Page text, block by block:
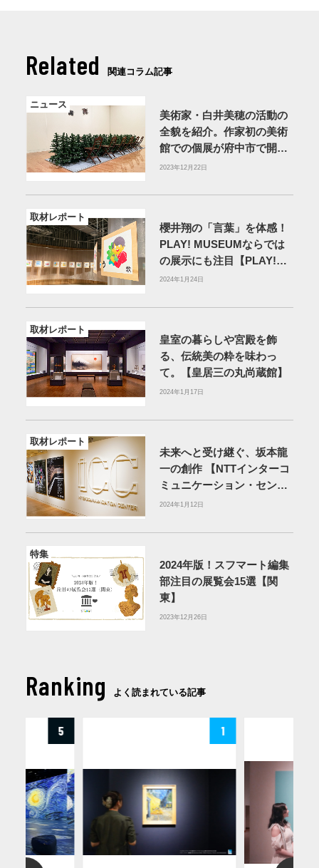
Related 関連コラム記事
ニュース
美術家・白井美穂の活動の
全貌を紹介。作家初の美術
館での個展が府中市で開催
中【府中市美術館】
2023年12月22日
取材レポート
櫻井翔の「言葉」を体感！
PLAY! MUSEUMならでは
の展示にも注目【PLAY!
MUSEUM】
2024年1月24日
取材レポート
皇室の暮らしや宮殿を飾
る、伝統美の粋を味わっ
て。【皇居三の丸尚蔵館】
2024年1月17日
取材レポート
未来へと受け継ぐ、坂本龍
一の創作 【NTTインターコ
ミュニケーション・センタ
ー[ICC]】
2024年1月12日
特集
2024年版！スフマート編集
部注目の展覧会15選【関
東】
2023年12月26日
Ranking よく読まれている記事
5 1